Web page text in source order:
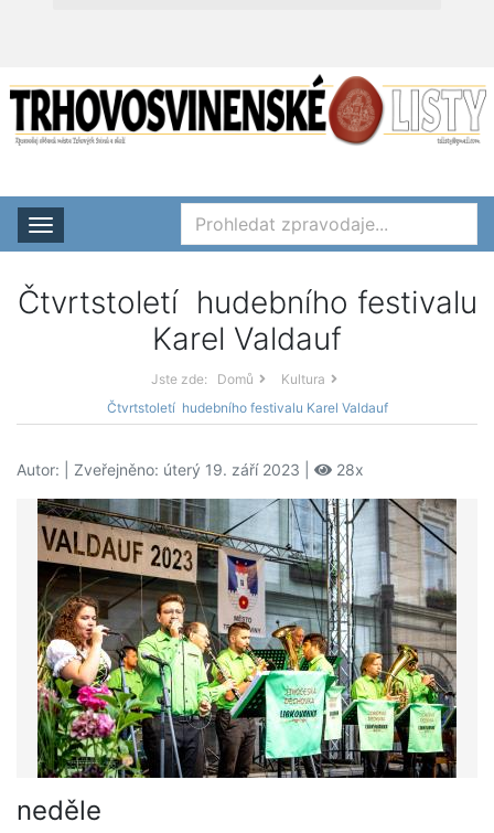
Rozbalit nabídku
Čtvrtstoletí hudebního festivalu
Karel Valdauf
Jste zde: Domů
Kultura
Čtvrtstoletí hudebního festivalu Karel Valdauf
Autor: | Zveřejněno: úterý 19. září 2023 | 28x
neděle